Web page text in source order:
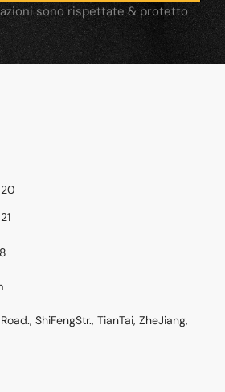
sono rispettate & protetto
ShiFengStr., TianTai, ZheJiang,